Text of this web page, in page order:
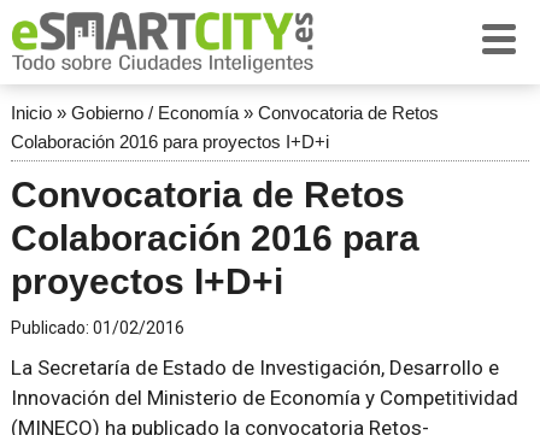
Inicio» Gobierno / Economía» Convocatoria de Retos
Colaboración 2016 para proyectos I+D+i
Convocatoria de Retos
Colaboración 2016 para
proyectos I+D+i
Publicado: 01/02/2016
La Secretaría de Estado de Investigación, Desarrollo e
Innovación del Ministerio de Economía y Competitividad
(MINECO) ha publicado la convocatoria Retos-